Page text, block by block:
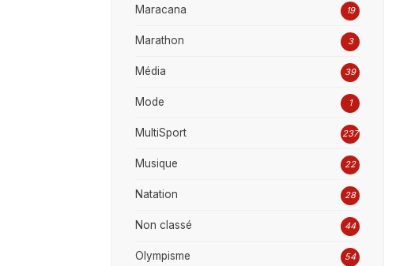
Maracana 19
Marathon 3
Média 39
Mode 1
MultiSport 237
Musique 22
Natation 28
Non classé 44
Olympisme 54